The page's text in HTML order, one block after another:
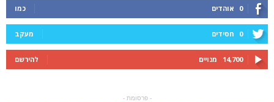
0 אוהדים כמו
0 חסידים מעקב
14,700 מנויים להירשם
- פרסומת -